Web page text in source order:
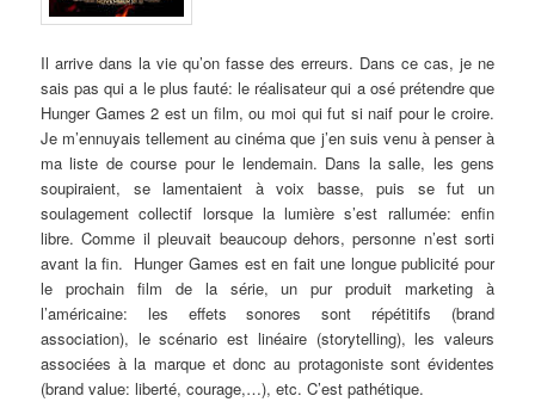
Il arrive dans la vie qu’on fasse des erreurs. Dans ce cas, je ne
sais pas qui a le plus fauté: le réalisateur qui a osé prétendre que
Hunger Games 2 est un film, ou moi qui fut si naif pour le croire.
Je m’ennuyais tellement au cinéma que j’en suis venu à penser à
ma liste de course pour le lendemain. Dans la salle, les gens
soupiraient, se lamentaient à voix basse, puis se fut un
soulagement collectif lorsque la lumière s’est rallumée: enfin
libre. Comme il pleuvait beaucoup dehors, personne n’est sorti
avant la fin. Hunger Games est en fait une longue publicité pour
le prochain film de la série, un pur produit marketing à
l’américaine: les effets sonores sont répétitifs (brand
association), le scénario est linéaire (storytelling), les valeurs
associées à la marque et donc au protagoniste sont évidentes
(brand value: liberté, courage,…), etc. C’est pathétique.